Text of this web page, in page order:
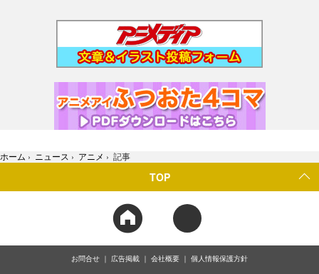
ホーム › ニュース › アニメ › 記事
TOP
お問合せ 広告掲載 会社概要 個人情報保護方針